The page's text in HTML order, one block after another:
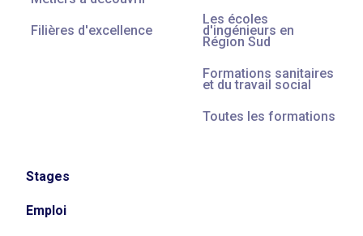
Filières d'excellence
Les écoles
d'ingénieurs en
Région Sud
Formations sanitaires
et du travail social
Toutes les formations
Stages
Emploi